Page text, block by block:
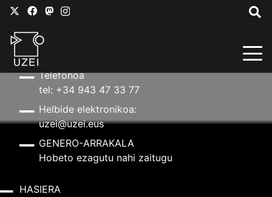
Helbidea
Telefonoa
tel: +34 943 47 33 77
Helbide elektronikoa:
uzei@uzei.eus
GENERO-ARRAKALA
Hobeto ezagutu nahi zaitugu
HASIERA